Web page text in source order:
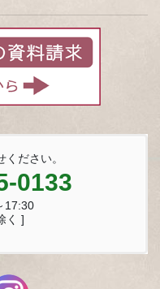
ださい。
0133
17:30
く ]